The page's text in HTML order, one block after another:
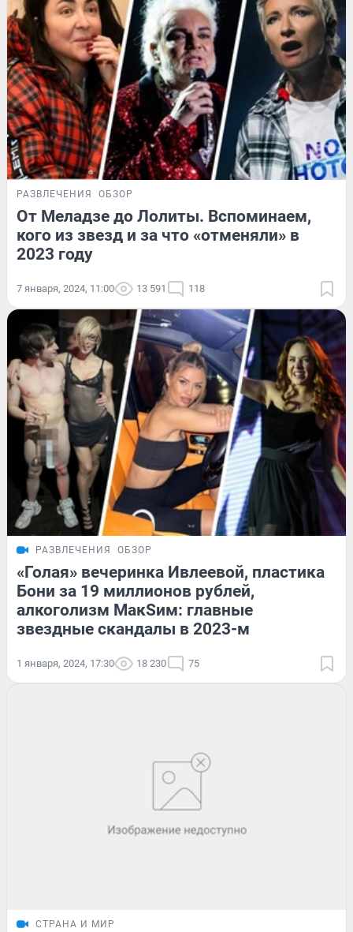
РАЗВЛЕЧЕНИЯ ОБЗОР
От Меладзе до Лолиты. Вспоминаем,
кого из звезд и за что «отменяли» в
2023 году
7 января, 2024, 11:00 13 591 118
РАЗВЛЕЧЕНИЯ ОБЗОР
«Голая» вечеринка Ивлеевой, пластика
Бони за 19 миллионов рублей,
алкоголизм МакSим: главные
звездные скандалы в 2023-м
1 января, 2024, 17:30 18 230 75
СТРАНА И МИР